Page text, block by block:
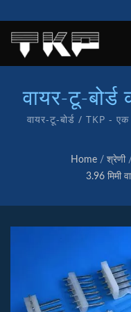
वायर-टू-
कंप्यूटर
वायर-टू-बोर्ड / TKP -
प्रमाणित कंपनी है जो हमारे
करने के हमारे समर्पण का
अनुसंधान और
Home / श्रेणी /
3.96 मिमी